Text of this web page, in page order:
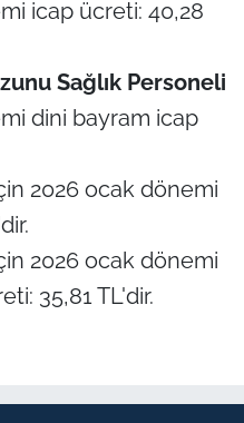
icap ücreti: 40,28
Sağlık Personeli
dini bayram icap
2026 ocak dönemi
2026 ocak dönemi
35,81 TL'dir.